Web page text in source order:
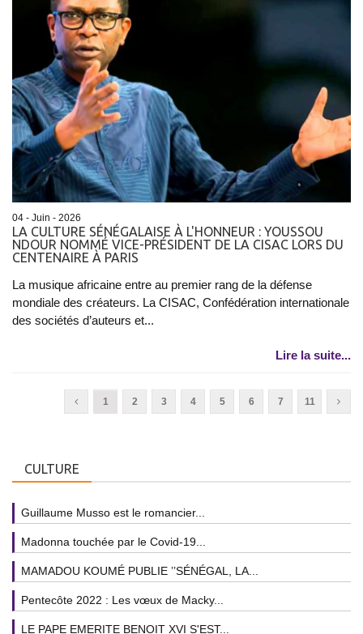
04 - Juin - 2026
LA CULTURE SÉNÉGALAISE À L'HONNEUR : YOUSSOU
NDOUR NOMMÉ VICE-PRÉSIDENT DE LA CISAC LORS DU
CENTENAIRE À PARIS
La musique africaine entre au premier rang de la défense
mondiale des créateurs. La CISAC, Confédération internationale
des sociétés d’auteurs et...
Lire la suite...
1 2 3 4 5 6 7 11
CULTURE
Guillaume Musso est le romancier...
Madonna touchée par le Covid-19...
MAMADOU KOUMÉ PUBLIE ’’SÉNÉGAL, LA...
Pentecôte 2022 : Les vœux de Macky...
LE PAPE EMERITE BENOIT XVI S'EST...